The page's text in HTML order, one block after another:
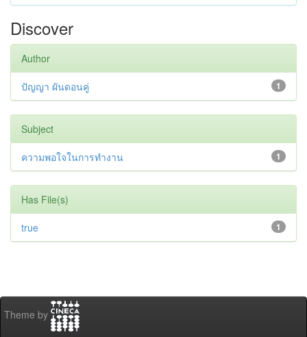
Discover
Author
1
ปัญญา ผันดอนคู่
Subject
1
ความพอใจในการทำงาน
Has File(s)
1
true
Theme by